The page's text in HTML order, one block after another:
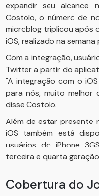
expandir seu alcance
Costolo, o número de
microblog triplicou após
iOS, realizado na semana
Com a integração,
Twitter a partir do
"A integração com o
para nós, muito melhor
disse Costolo.
Além de estar presente
iOS também está
usuários do iPhone
terceira e quarta
Cobertura do